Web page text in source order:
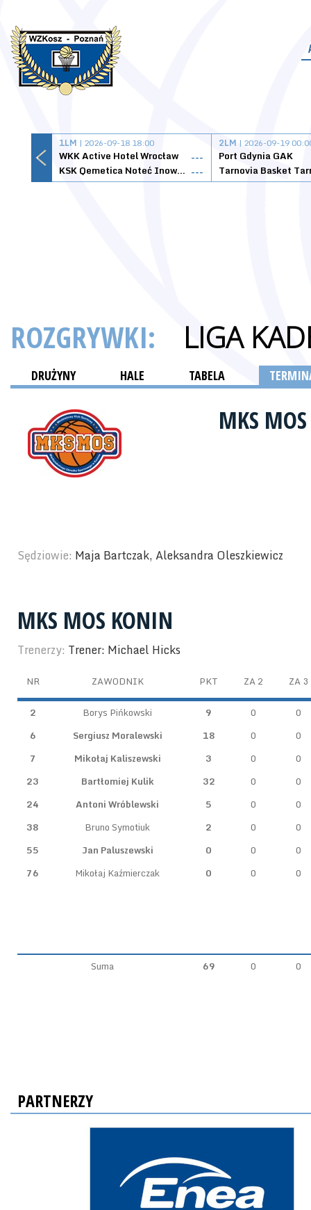
1LM | 2026-09-18 18:00
WKK Active Hotel Wrocław
---
KSK Qemetica Noteć Inowrocław ---
2LM | 2026-09-19
Port Gdynia GAK
ROZGRYWKI: LIGA
DRUŻYNY HALE TABELA
MKS
Sędziowie: Maja Bartczak, Aleksandra Oleszkiewicz
MKS MOS KONIN
Trenerzy: Trener: Michael Hicks
NR ZAWODNIK PKT ZA 2 ZA 3
2 Borys Pińkowski 9 0
0
6
Sergiusz Moralewski 18 0
0
7
Mikołaj Kaliszewski 3 0
0
23
Bartłomiej Kulik 32 0
0
24
Antoni Wróblewski 5 0
0
38
Bruno Symotiuk 2 0
0
55
Jan Paluszewski 0 0
0
76
Mikołaj Kaźmierczak 0 0 0
Suma 69 0 0
PARTNERZY